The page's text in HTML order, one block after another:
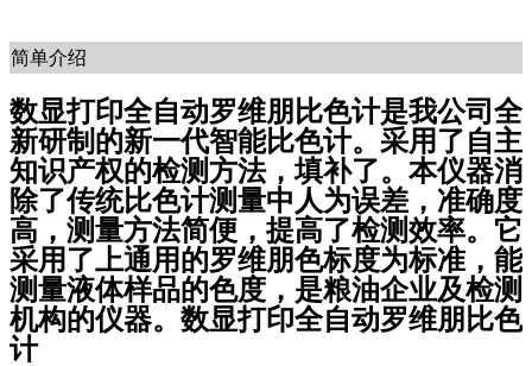
简单介绍
数显打印全自动罗维朋比色计是我公司全
新研制的新一代智能比色计。采用了自主
知识产权的检测方法，填补了。本仪器消
除了传统比色计测量中人为误差，准确度
高，测量方法简便，提高了检测效率。它
采用了上通用的罗维朋色标度为标准，能
测量液体样品的色度，是粮油企业及检测
机构的仪器。数显打印全自动罗维朋比色
计